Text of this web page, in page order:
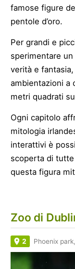
famose figure
pentole d’oro.
Per grandi e
sperimentare
verità e
ambientazioni a
metri quadrati
Ogni capitolo
mitologia
interattivi è
scoperta di
questa figura
Zoo di
2 Phoenix